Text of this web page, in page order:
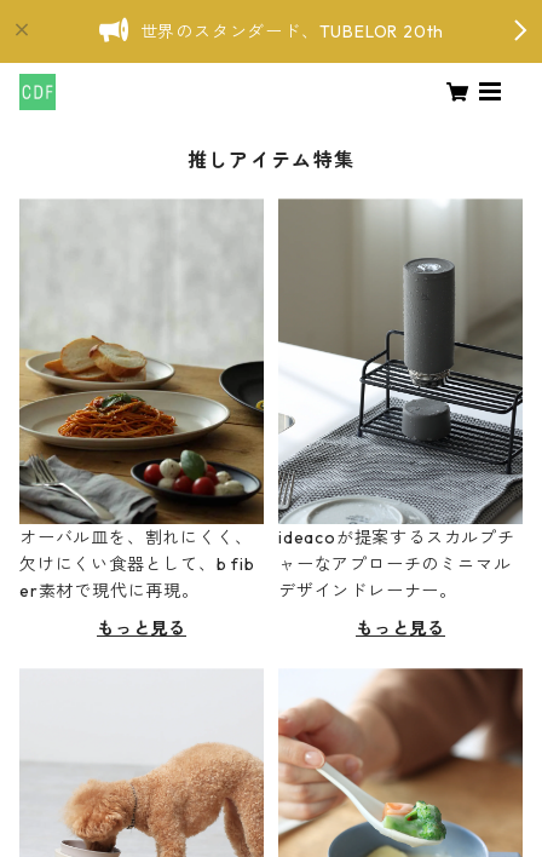
世界のスタンダード、TUBELOR 20th
推しアイテム特集
オーバル皿を、割れにくく、
欠けにくい食器として、b fib
er素材で現代に再現。
もっと見る
ideacoが提案するスカルプチ
ャーなアプローチのミニマル
デザインドレーナー。
もっと見る